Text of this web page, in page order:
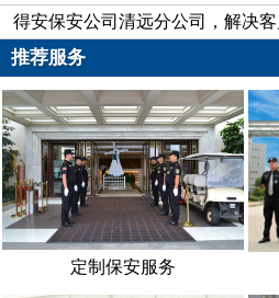
走近他们认知护税保安员
经过一个多小时的路程，笔者
里外的连南县，见到了清远保安服
司经理侯英民。他向笔者详细介绍
安员的工作情况。从2009年在坡头
点，到之后的南村乡的金灯河站第
11个站点的发展的曲折历程，以及
作职责，包括其间个别站点因调整
时间，等等。他对计量站的每项保
得安保安公司清远分公司，解决
推荐服务
定制保安服务